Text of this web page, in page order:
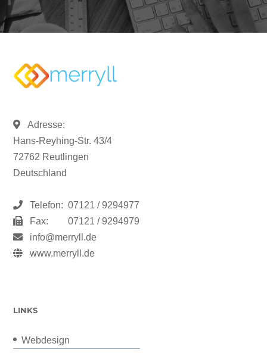
Adresse:
Hans-Reyhing-Str. 43/4
72762 Reutlingen
Deutschland
Telefon: 07121 / 9294977
Fax:
07121 / 9294979
info@merryll.de
www.merryll.de
LINKS
Webdesign